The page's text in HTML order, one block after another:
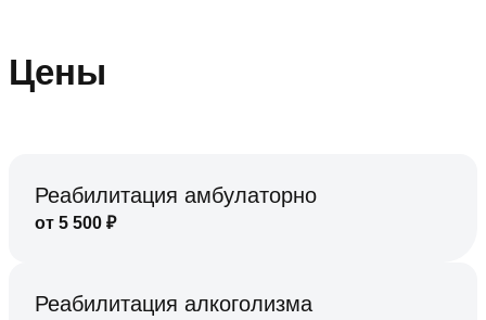
Цены
Реабилитация амбулаторно
от 5 500 ₽
Реабилитация алкоголизма